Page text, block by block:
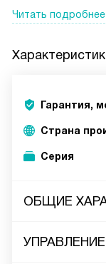
Читать подробнее
Гарантия,
Страна
Серия
ОБЩИЕ